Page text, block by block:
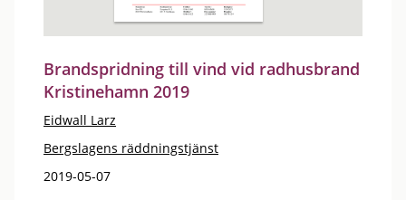
Brandspridning till vind vid radhusbrand
Kristinehamn 2019
Eidwall Larz
Bergslagens räddningstjänst
2019-05-07